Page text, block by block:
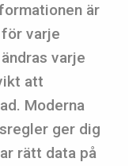
är
varje
varje
att
Moderna
ger dig
rätt data på